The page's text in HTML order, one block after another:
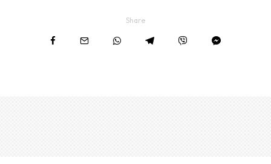
Share